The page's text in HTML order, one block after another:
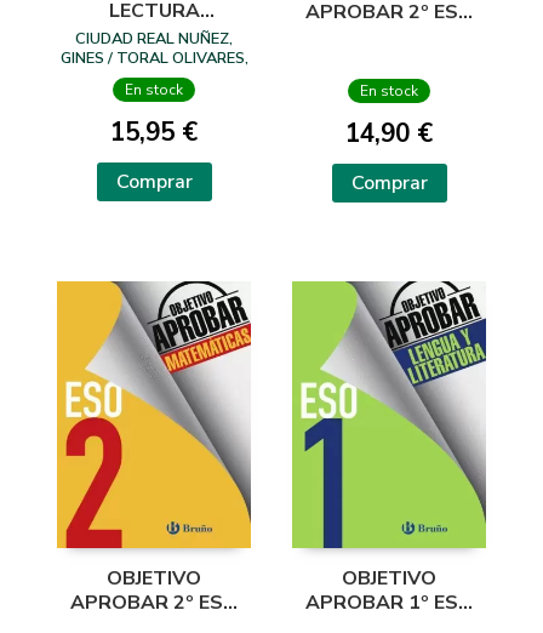
LECTURA
DIVERTIDA 6-7
AÑOS
CIUDAD REAL NUÑEZ,
GINES / TORAL OLIVARES,
ANTONIA
En stock
15,95 €
Comprar
APROBAR 2º ESO
En stock
14,90 €
Comprar
OBJETIVO
APROBAR 2º ESO
OBJETIVO
APROBAR 1º ESO